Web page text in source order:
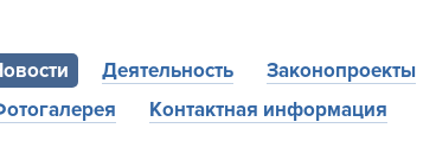
Деятельность Законопроекты
Контактная информация